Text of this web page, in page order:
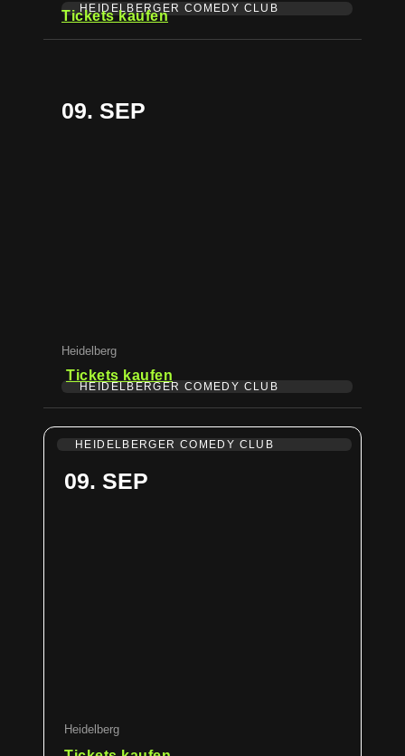
HEIDELBERGER COMEDY CLUB
Tickets kaufen
09. SEP
Heidelberg
Tickets kaufen
HEIDELBERGER COMEDY CLUB
HEIDELBERGER COMEDY CLUB
09. SEP
Heidelberg